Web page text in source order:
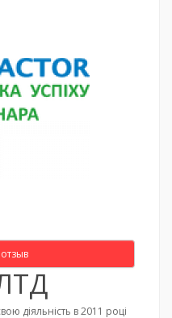
діяльність в 2011 році